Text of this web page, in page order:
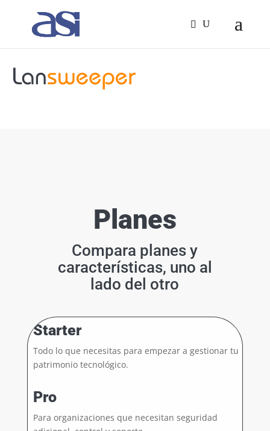
Planes
Compara planes y
características, uno al
lado del otro
Starter
Todo lo que necesitas para empezar a gestionar tu
patrimonio tecnológico.
Pro
Para organizaciones que necesitan seguridad